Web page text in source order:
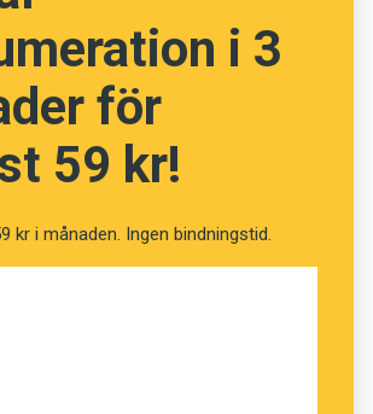
i 3
för
59 kr!
kr i månaden. Ingen bindningstid.